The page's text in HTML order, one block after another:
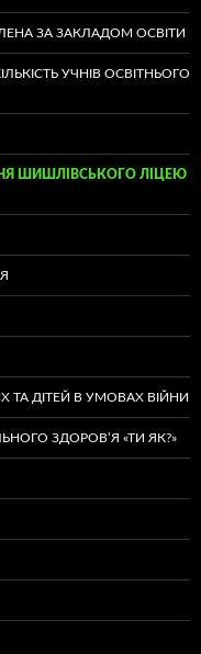
ЗА ЗАКЛАДОМ ОСВІТИ
УЧНІВ ОСВІТНЬОГО
ШИШЛІВСЬКОГО ЛІЦЕЮ
ТА ДІТЕЙ В УМОВАХ ВІЙНИ
ЗДОРОВ’Я «ТИ ЯК?»